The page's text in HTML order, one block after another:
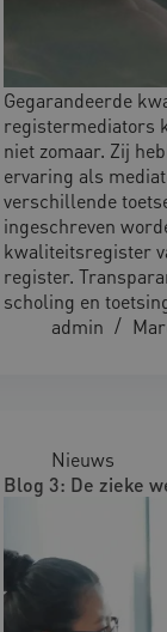
Gegarandeerde
registermediators
niet zomaar. Zij
ervaring als
verschillende
ingeschreven
kwaliteitsregister
register.
scholing en
admin
Nieuws
Blog 3: De zieke